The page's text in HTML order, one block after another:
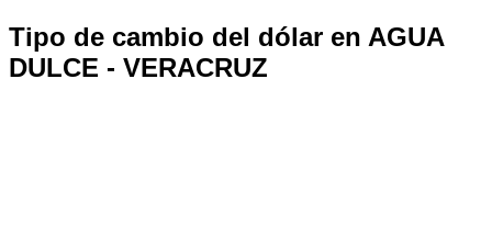
Tipo de cambio del dólar en AGUA
DULCE - VERACRUZ